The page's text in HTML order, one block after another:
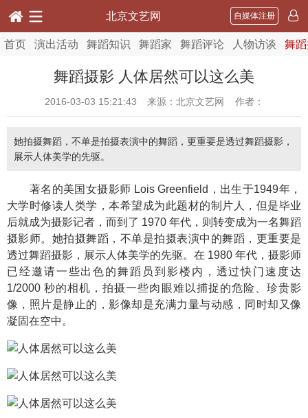
北京文艺网 自媒体注册
首页 演出活动 舞蹈知识 舞蹈家 舞蹈评论 人物访谈 舞
舞蹈摄影 人体居然可以这么美
2016-03-03 15:21:43 来源：北京文艺网 作者：
她拍摄舞蹈，不单是拍摄表演中的舞蹈，更重要是透过舞蹈摄影，
展示人体美学的先驱。
著名的美国女摄影师 Lois Greenfield，出生于1949年，
大学时修读人类学，本希望成为此题材的制片人，但是毕业
后就成为摄影记者，而到了 1970 年代，则转变成为一名舞蹈
摄影师。她拍摄舞蹈，不单是拍摄表演中的舞蹈，更重要是
透过舞蹈摄影，展示人体美学的先驱。在 1980 年代，摄影师
已经邀请一些出色的舞蹈员到影楼内，透过快门速度达
1/2000 秒的相机，拍摄一些肉眼难以捕捉的危险、珍贵影
像，照片是静止的，影像却是充满力量与动感，同时却又像
凝固在空中。